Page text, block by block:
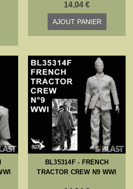
14,04 €
AJOUT PANIER
BL35314F - FRENCH
TRACTOR CREW N9 WWI